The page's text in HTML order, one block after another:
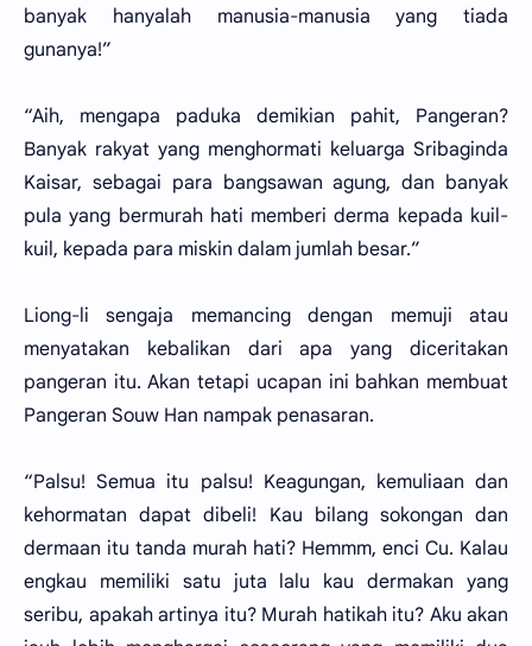
banyak hanyalah manusia-manusia yang tiada
gunanya!”
“Aih, mengapa paduka demikian pahit, Pangeran?
Banyak rakyat yang menghormati keluarga Sribaginda
Kaisar, sebagai para bangsawan agung, dan banyak
pula yang bermurah hati memberi derma kepada kuil-
kuil, kepada para miskin dalam jumlah besar.”
Liong-li sengaja memancing dengan memuji atau
menyatakan kebalikan dari apa yang diceritakan
pangeran itu. Akan tetapi ucapan ini bahkan membuat
Pangeran Souw Han nampak penasaran.
“Palsu! Semua itu palsu! Keagungan, kemuliaan dan
kehormatan dapat dibeli! Kau bilang sokongan dan
dermaan itu tanda murah hati? Hemmm, enci Cu. Kalau
engkau memiliki satu juta lalu kau dermakan yang
seribu, apakah artinya itu? Murah hatikah itu? Aku akan